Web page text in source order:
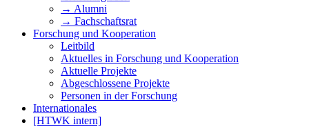
→ Alumni
→ Fachschaftsrat
Forschung und Kooperation
Leitbild
Aktuelles in Forschung und Kooperation
Aktuelle Projekte
Abgeschlossene Projekte
Personen in der Forschung
Internationales
[HTWK intern]